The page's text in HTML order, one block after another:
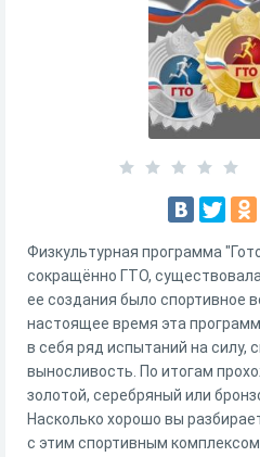
Физкультурная программа
сокращённо ГТО,
ее создания было спортивное
настоящее время эта
в себя ряд испытаний на силу,
выносливость. По итогам
золотой, серебряный или
Насколько хорошо вы
с этим спортивным